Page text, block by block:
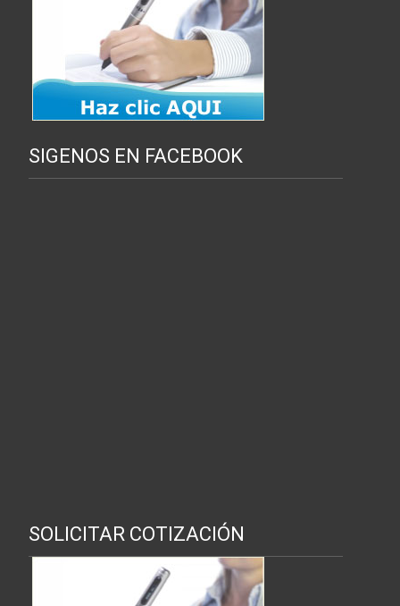
SIGENOS EN FACEBOOK
SOLICITAR COTIZACIÓN